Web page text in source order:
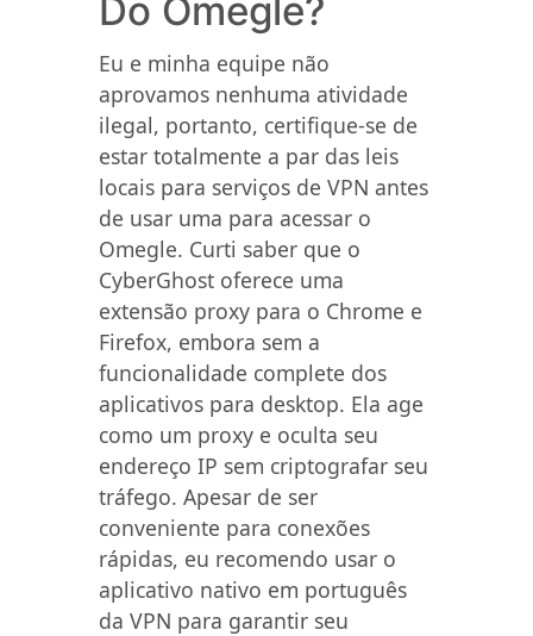
Do Omegle?
Eu e minha equipe não
aprovamos nenhuma atividade
ilegal, portanto, certifique-se de
estar totalmente a par das leis
locais para serviços de VPN antes
de usar uma para acessar o
Omegle. Curti saber que o
CyberGhost oferece uma
extensão proxy para o Chrome e
Firefox, embora sem a
funcionalidade complete dos
aplicativos para desktop. Ela age
como um proxy e oculta seu
endereço IP sem criptografar seu
tráfego. Apesar de ser
conveniente para conexões
rápidas, eu recomendo usar o
aplicativo nativo em português
da VPN para garantir seu